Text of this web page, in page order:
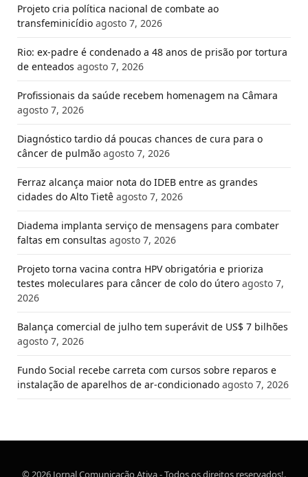
Projeto cria política nacional de combate ao
transfeminicídio agosto 7, 2026
Rio: ex-padre é condenado a 48 anos de prisão por tortura
de enteados agosto 7, 2026
Profissionais da saúde recebem homenagem na Câmara
agosto 7, 2026
Diagnóstico tardio dá poucas chances de cura para o
câncer de pulmão agosto 7, 2026
Ferraz alcança maior nota do IDEB entre as grandes
cidades do Alto Tietê agosto 7, 2026
Diadema implanta serviço de mensagens para combater
faltas em consultas agosto 7, 2026
Projeto torna vacina contra HPV obrigatória e prioriza
testes moleculares para câncer de colo do útero agosto 7,
2026
Balança comercial de julho tem superávit de US$ 7 bilhões
agosto 7, 2026
Fundo Social recebe carreta com cursos sobre reparos e
instalação de aparelhos de ar-condicionado agosto 7, 2026
© 2026 Jornal Comunicação Ativa - Todos os direitos reservados!.